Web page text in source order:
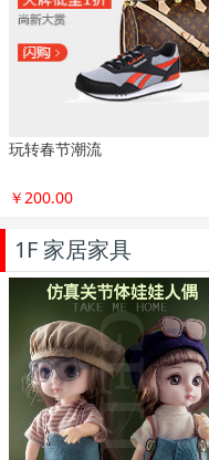
玩转春节潮流
￥200.00
1F 家居家具